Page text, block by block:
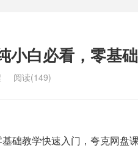
小白必看，零基
阅读(149)
础教学快速入门，夸克网盘